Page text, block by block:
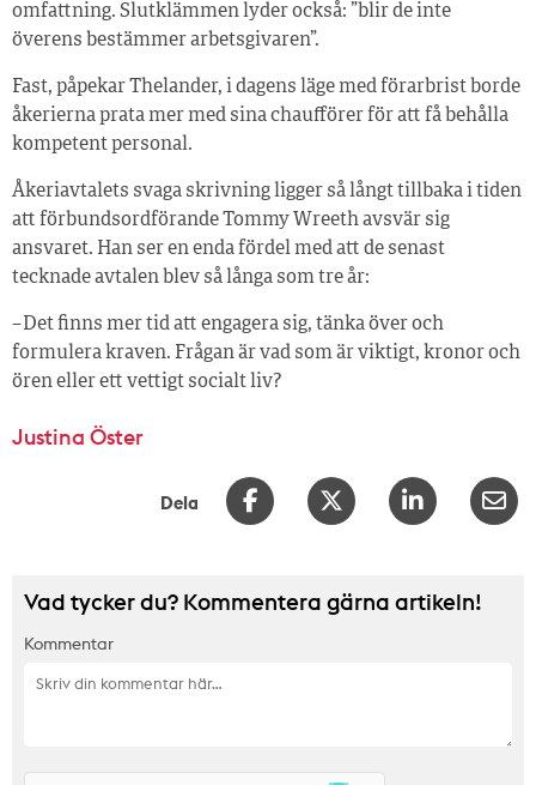
omfattning. Slutklämmen lyder också: ”blir de inte
överens bestämmer arbetsgivaren”.
Fast, påpekar Thelander, i dagens läge med förarbrist borde
åkerierna prata mer med sina chaufförer för att få behålla
kompetent personal.
Åkeriavtalets svaga skrivning ligger så långt tillbaka i tiden
att förbundsordförande Tommy Wreeth avsvär sig
ansvaret. Han ser en enda fördel med att de senast
tecknade avtalen blev så långa som tre år:
– Det finns mer tid att engagera sig, tänka över och
formulera kraven. Frågan är vad som är viktigt, kronor och
ören eller ett vettigt socialt liv?
Justina Öster
Dela
Vad tycker du? Kommentera gärna artikeln!
Kommentar